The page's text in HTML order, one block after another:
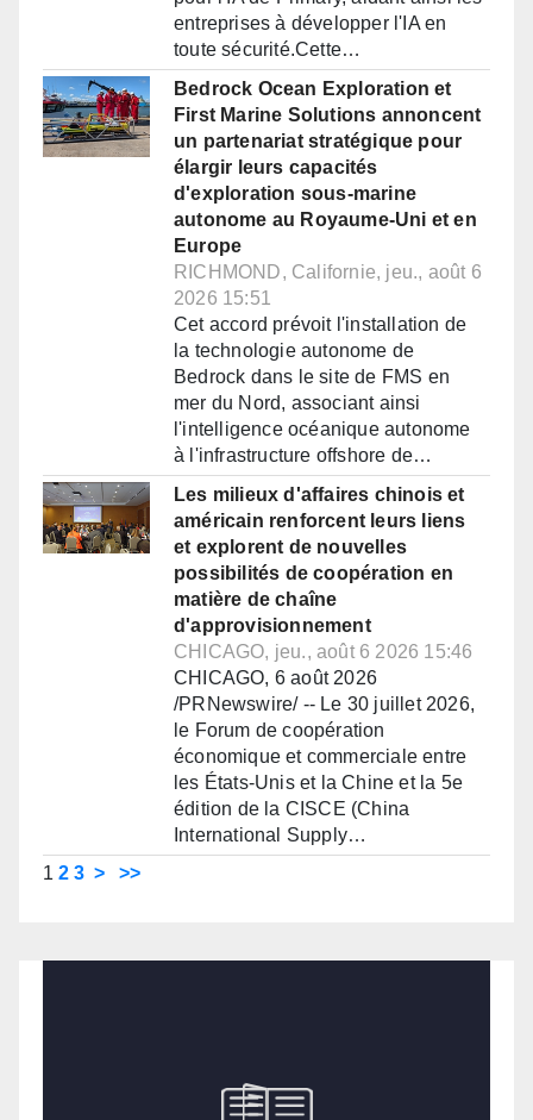
entreprises à développer l'IA en
toute sécurité.Cette…
Bedrock Ocean Exploration et
First Marine Solutions annoncent
un partenariat stratégique pour
élargir leurs capacités
d'exploration sous-marine
autonome au Royaume-Uni et en
Europe
RICHMOND, Californie, jeu., août 6
2026 15:51
Cet accord prévoit l'installation de
la technologie autonome de
Bedrock dans le site de FMS en
mer du Nord, associant ainsi
l'intelligence océanique autonome
à l'infrastructure offshore de…
Les milieux d'affaires chinois et
américain renforcent leurs liens
et explorent de nouvelles
possibilités de coopération en
matière de chaîne
d'approvisionnement
CHICAGO, jeu., août 6 2026 15:46
CHICAGO, 6 août 2026
/PRNewswire/ -- Le 30 juillet 2026,
le Forum de coopération
économique et commerciale entre
les États-Unis et la Chine et la 5e
édition de la CISCE (China
International Supply…
1 2 3 > >>